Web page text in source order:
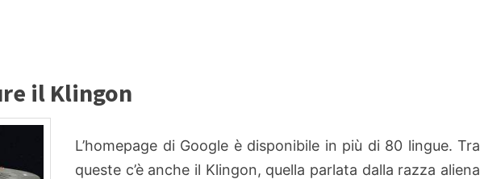
il Klingon
L’homepage di Google è disponibile in più di 80 lingue. Tra
queste c’è anche il Klingon, quella parlata dalla razza aliena